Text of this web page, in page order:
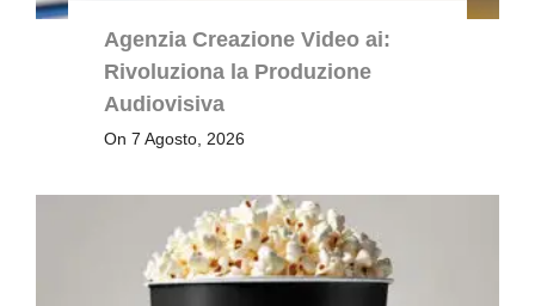
Agenzia Creazione Video ai:
Rivoluziona la Produzione
Audiovisiva
On 7 Agosto, 2026